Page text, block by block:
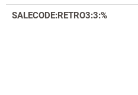
SALECODE:RETRO3:3:%